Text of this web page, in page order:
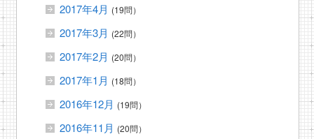
2017年4月 (19問）
2017年3月 (22問）
2017年2月 (20問）
2017年1月 (18問）
2016年12月 (19問）
2016年11月 (20問）